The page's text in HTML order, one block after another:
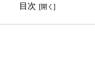
目次